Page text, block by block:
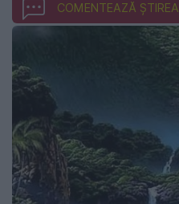
COMENTEAZĂ ȘTIREA